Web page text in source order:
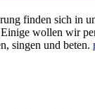
finden sich in
wollen wir
singen und beten.